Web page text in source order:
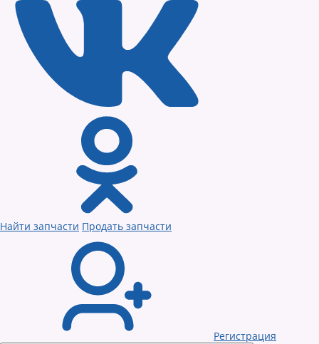
Найти запчасти Продать запчасти
Регистрация